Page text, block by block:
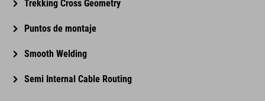
Trekking Cross Geometry
Puntos de montaje
Smooth Welding
Semi Internal Cable Routing